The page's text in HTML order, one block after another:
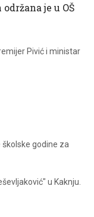
je u OŠ
Pivić i ministar
godine za
u Kaknju.